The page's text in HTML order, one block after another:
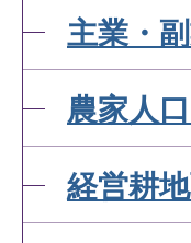
主業・
農家人
経営耕